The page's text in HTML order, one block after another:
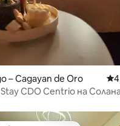
от 5, 28 отзива
– Cagayan de Oro
Stay CDO Centrio на